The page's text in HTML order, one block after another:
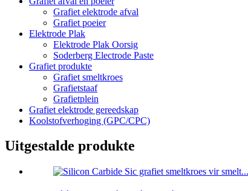
Grafiet elektrode afval
Grafiet poeier
Elektrode Plak
Elektrode Plak Oorsig
Soderberg Electrode Paste
Grafiet produkte
Grafiet smeltkroes
Grafietstaaf
Grafietplein
Grafiet elektrode gereedskap
Koolstofverhoging (GPC/CPC)
Uitgestalde produkte